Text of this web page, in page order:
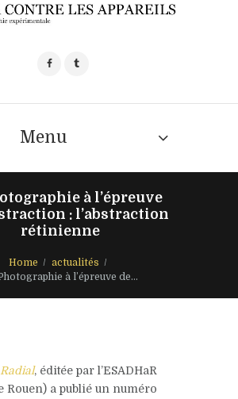
Menu
à l’épreuve
: l’abstraction
rétinienne
Home
actualités
à l’épreuve de...
Radial, éditée par l’ESADHaR
Rouen) a publié un numéro